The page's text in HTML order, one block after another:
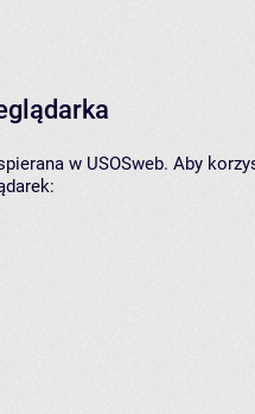
w USOSweb. Aby